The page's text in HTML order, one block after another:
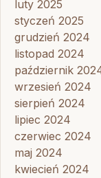
luty 2025
styczeń 2025
grudzień 2024
listopad 2024
październik
wrzesień 2024
sierpień 2024
lipiec 2024
czerwiec 2024
maj 2024
kwiecień 2024